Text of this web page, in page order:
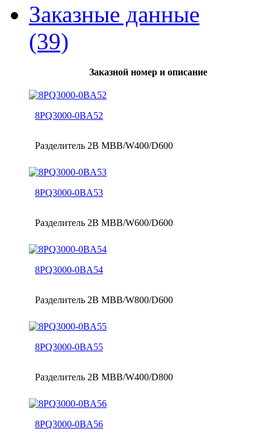
Заказные данные
(39)
Заказной номер и описание
8PQ3000-0BA52
Разделитель 2B MBB/W400/D600
8PQ3000-0BA53
Разделитель 2B MBB/W600/D600
8PQ3000-0BA54
Разделитель 2B MBB/W800/D600
8PQ3000-0BA55
Разделитель 2B MBB/W400/D800
8PQ3000-0BA56